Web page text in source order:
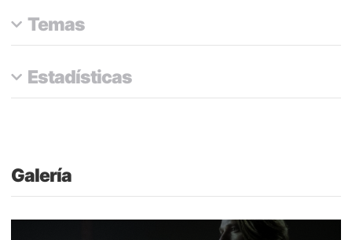
Temas
Estadísticas
Galería